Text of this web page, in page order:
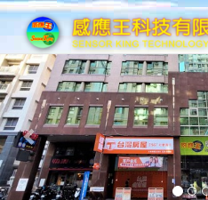
感
應
王
科
技
有
限
公
司
P
r
e
v
i
o